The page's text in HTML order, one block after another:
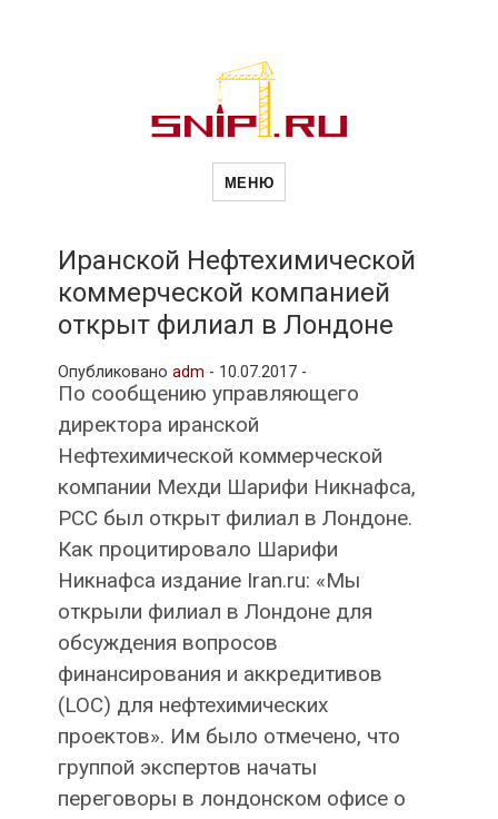
Новости
и
другие связанные со стройкой
рубрики
МЕНЮ
Иранской Нефтехимической
коммерческой компанией
открыт филиал в Лондоне
Опубликовано adm - 10.07.2017 -
По сообщению управляющего
директора иранской
Нефтехимической коммерческой
компании Мехди Шарифи Никнафса,
PCC был открыт филиал в Лондоне.
Как процитировало Шарифи
Никнафса издание Iran.ru: «Мы
открыли филиал в Лондоне для
обсуждения вопросов
финансирования и аккредитивов
(LOC) для нефтехимических
проектов». Им было отмечено, что
группой экспертов начаты
переговоры в лондонском офисе о